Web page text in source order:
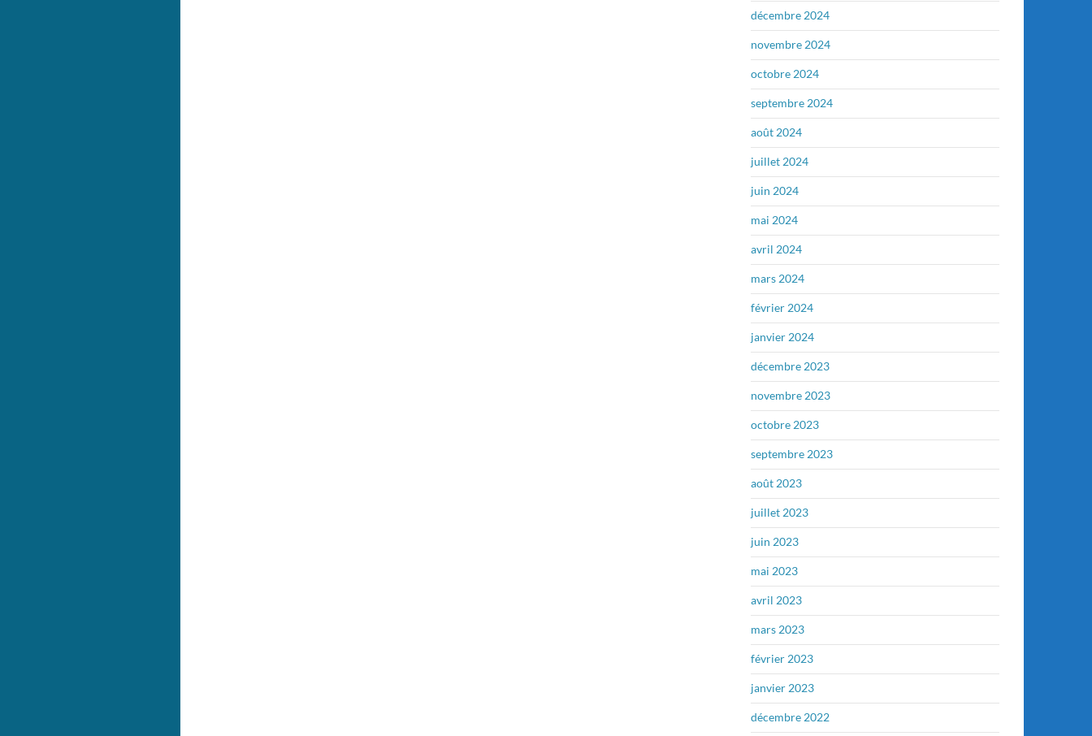
décembre 2024
novembre 2024
octobre 2024
septembre 2024
août 2024
juillet 2024
juin 2024
mai 2024
avril 2024
mars 2024
février 2024
janvier 2024
décembre 2023
novembre 2023
octobre 2023
septembre 2023
août 2023
juillet 2023
juin 2023
mai 2023
avril 2023
mars 2023
février 2023
janvier 2023
décembre 2022